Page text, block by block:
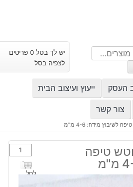
יש לך בסל 0 פריטים
לצפיה בסל
העסק ייעוץ ועיצוב הבית
צור קשר
לשיבוץ מידה: 4-6 מ"מ
טיפה
כמות
של
טורמלין
לסל